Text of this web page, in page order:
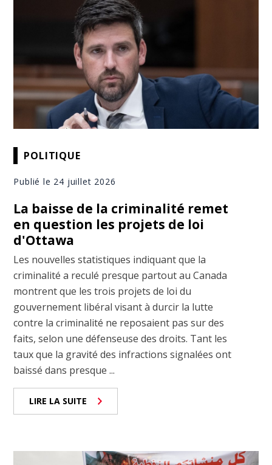
POLITIQUE
Publié le 24 juillet 2026
La baisse de la criminalité remet
en question les projets de loi
d'Ottawa
Les nouvelles statistiques indiquant que la
criminalité a reculé presque partout au Canada
montrent que les trois projets de loi du
gouvernement libéral visant à durcir la lutte
contre la criminalité ne reposaient pas sur des
faits, selon une défenseuse des droits. Tant les
taux que la gravité des infractions signalées ont
baissé dans presque ...
LIRE LA SUITE